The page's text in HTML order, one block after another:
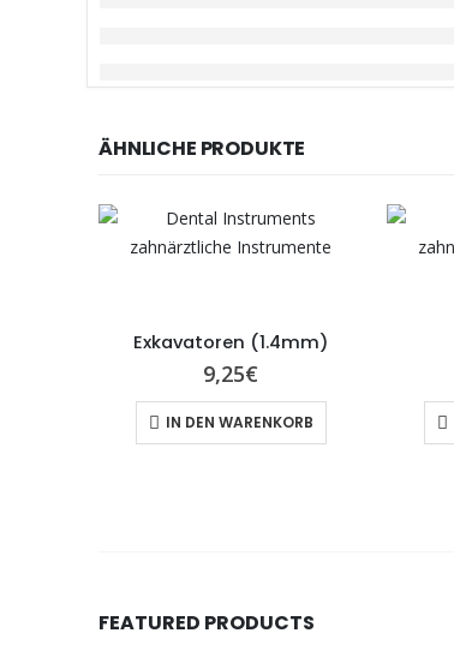
ÄHNLICHE PRODUKTE
Exkavatoren (1.4mm)
9,25€
IN DEN WARENKORB
FEATURED PRODUCTS